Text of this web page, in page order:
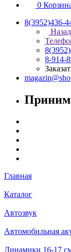
0
8(3952)436-
Назад
8-914-
Главная
Каталог
Автозвук
Автомобильная
Динамики 16-17